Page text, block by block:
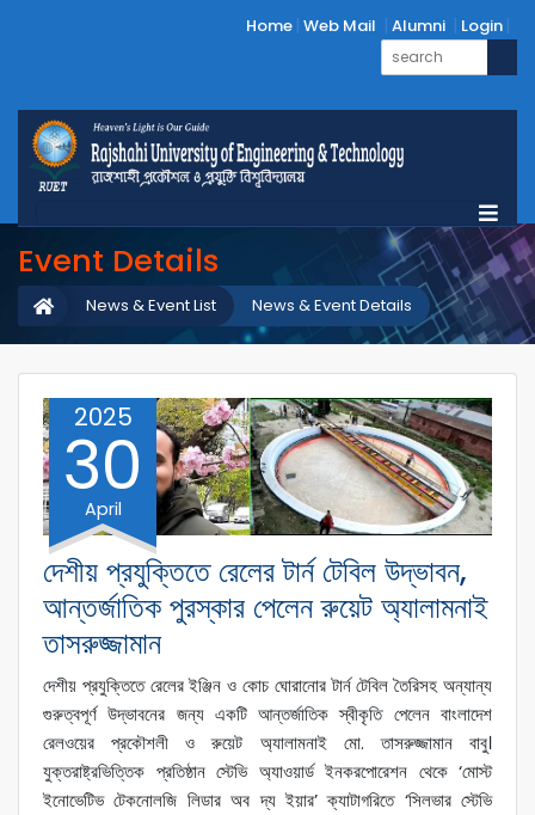
Home Web Mail Alumni Login
Event Details
News & Event Details
News & Event List
2025
30
April
দেশীয় প্রযুক্তিতে রেলের টার্ন টেবিল উদ্ভাবন,
আন্তর্জাতিক পুরস্কার পেলেন রুয়েট অ্যালামনাই
তাসরুজ্জামান
দেশীয় প্রযুক্তিতে রেলের ইঞ্জিন ও কোচ ঘোরানোর টার্ন টেবিল তৈরিসহ অন্যান্য
গুরুত্বপূর্ণ উদ্ভাবনের জন্য একটি আন্তর্জাতিক স্বীকৃতি পেলেন বাংলাদেশ
রেলওয়ের প্রকৌশলী ও রুয়েট অ্যালামনাই মো. তাসরুজ্জামান বাবু।
যুক্তরাষ্ট্রভিত্তিক প্রতিষ্ঠান স্টেভি অ্যাওয়ার্ড ইনকরপোরেশন থেকে ‘মোস্ট
ইনোভেটিভ টেকনোলজি লিডার অব দ্য ইয়ার’ ক্যাটাগরিতে ‘সিলভার স্টেভি